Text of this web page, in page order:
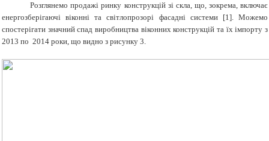
Розглянемо продажі ринку конструкцій зі скла, що, зокрема, включає
енергозберігаючі віконні та світлопрозорі фасадні системи [1]. Можемо
спостерігати значний спад виробництва віконних конструкцій та їх імпорту з
2013 по 2014 роки, що видно з рисунку 3.